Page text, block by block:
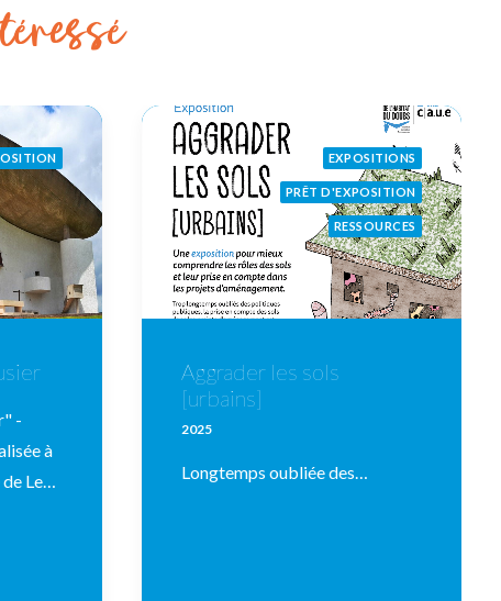
-
à
Le…
EXPOSITIONS
PRÊT D'EXPOSITION
RESSOURCES
Aggrader les sols
[urbains]
2025
Longtemps oubliée des…